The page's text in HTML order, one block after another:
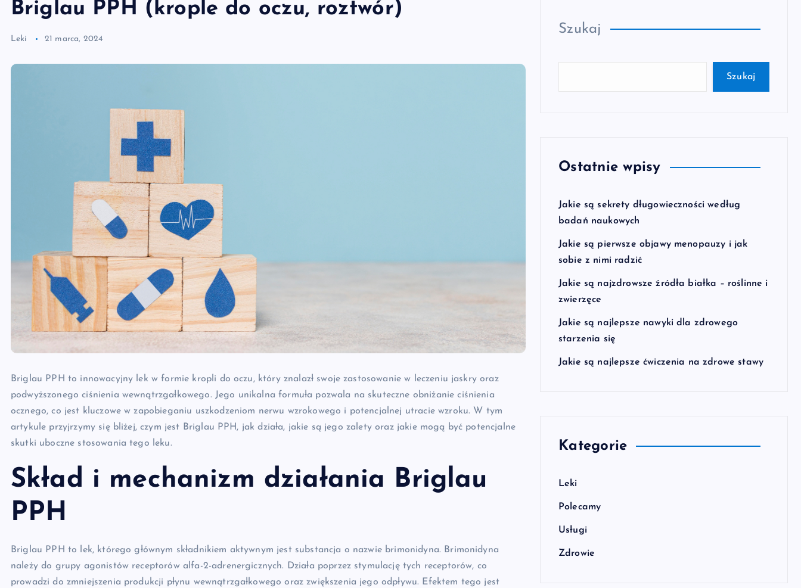
Briglau PPH (krople do oczu, roztwór)
Leki 21 marca, 2024
Briglau PPH to innowacyjny lek w formie kropli do oczu, który znalazł swoje zastosowanie w leczeniu jaskry oraz
podwyższonego ciśnienia wewnątrzgałkowego. Jego unikalna formuła pozwala na skuteczne obniżanie ciśnienia
ocznego, co jest kluczowe w zapobieganiu uszkodzeniom nerwu wzrokowego i potencjalnej utracie wzroku. W tym
artykule przyjrzymy się bliżej, czym jest Briglau PPH, jak działa, jakie są jego zalety oraz jakie mogą być potencjalne
skutki uboczne stosowania tego leku.
Skład i mechanizm działania Briglau
PPH
Briglau PPH to lek, którego głównym składnikiem aktywnym jest substancja o nazwie brimonidyna. Brimonidyna
należy do grupy agonistów receptorów alfa-2-adrenergicznych. Działa poprzez stymulację tych receptorów, co
prowadzi do zmniejszenia produkcji płynu wewnątrzgałkowego oraz zwiększenia jego odpływu. Efektem tego jest
Szukaj
Szukaj
Ostatnie wpisy
Jakie są sekrety długowieczności według
badań naukowych
Jakie są pierwsze objawy menopauzy i jak
sobie z nimi radzić
Jakie są najzdrowsze źródła białka – roślinne i
zwierzęce
Jakie są najlepsze nawyki dla zdrowego
starzenia się
Jakie są najlepsze ćwiczenia na zdrowe stawy
Kategorie
Leki
Polecamy
Usługi
Zdrowie